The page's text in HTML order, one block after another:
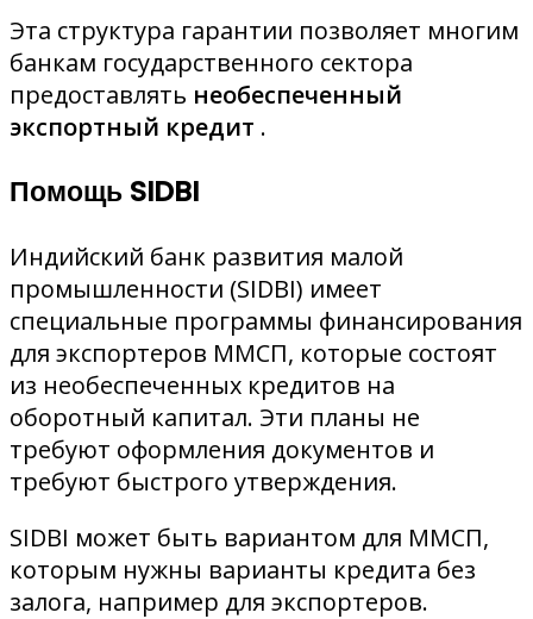
Эта структура гарантии позволяет многим
банкам государственного сектора
предоставлять необеспеченный
экспортный кредит .
Помощь SIDBI
Индийский банк развития малой
промышленности (SIDBI) имеет
специальные программы финансирования
для экспортеров ММСП, которые состоят
из необеспеченных кредитов на
оборотный капитал. Эти планы не
требуют оформления документов и
требуют быстрого утверждения.
SIDBI может быть вариантом для ММСП,
которым нужны варианты кредита без
залога, например для экспортеров.